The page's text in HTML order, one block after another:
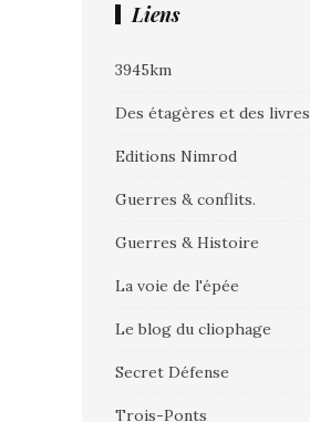
Liens
3945km
Des étagères et des livres
Editions Nimrod
Guerres & conflits.
Guerres & Histoire
La voie de l'épée
Le blog du cliophage
Secret Défense
Trois-Ponts